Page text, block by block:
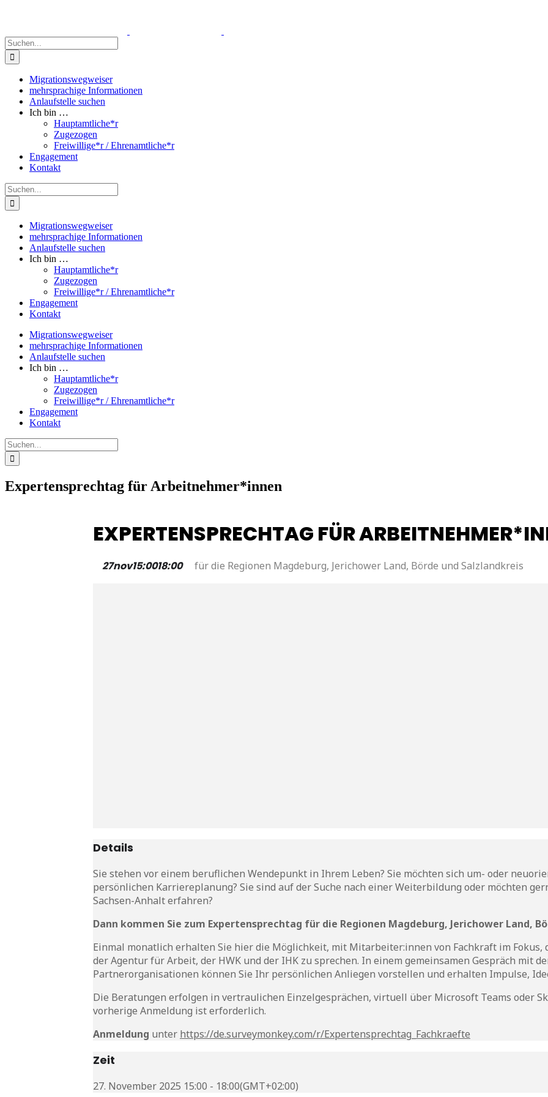
Suche
nach:
Migrationswegweiser
mehrsprachige Informationen
Anlaufstelle suchen
Ich bin …
Hauptamtliche*r
Zugezogen
Freiwillige*r / Ehrenamtliche*r
Engagement
Kontakt
Suche
nach:
Migrationswegweiser
mehrsprachige Informationen
Anlaufstelle suchen
Ich bin …
Hauptamtliche*r
Zugezogen
Freiwillige*r / Ehrenamtliche*r
Engagement
Kontakt
Migrationswegweiser
mehrsprachige Informationen
Anlaufstelle suchen
Ich bin …
Hauptamtliche*r
Zugezogen
Freiwillige*r / Ehrenamtliche*r
Engagement
Kontakt
Suche
nach:
Expertensprechtag für Arbeitnehmer*innen
EXPERTENSPRECHTAG FÜR
27nov15:0018:00 für die Regionen Magdeburg, Jerichower Land, Börde und Salzlandkreis
Details
Sie stehen vor einem beruflichen Wendepunkt in Ihrem Leben? Sie möchten sich um- oder
persönlichen Karriereplanung? Sie sind auf der Suche nach einer Weiterbildung oder möchten
Sachsen-Anhalt erfahren?
Dann kommen Sie zum Expertensprechtag für die Regionen Magdeburg, Jerichower Land,
Einmal monatlich erhalten Sie hier die Möglichkeit, mit Mitarbeiter:innen von Fachkraft im
der Agentur für Arbeit, der HWK und der IHK zu sprechen. In einem gemeinsamen Gespräch mit
Partnerorganisationen können Sie Ihr persönlichen Anliegen vorstellen und erhalten Impulse,
Die Beratungen erfolgen in vertraulichen Einzelgesprächen, virtuell über Microsoft Teams oder
vorherige Anmeldung ist erforderlich.
Anmeldung unter https://de.surveymonkey.com/r/Expertensprechtag_Fachkraefte
Zeit
27. November 2025 15:00 - 18:00(GMT+02:00)